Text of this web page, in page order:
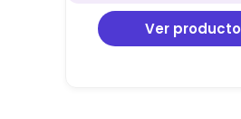
Ver producto